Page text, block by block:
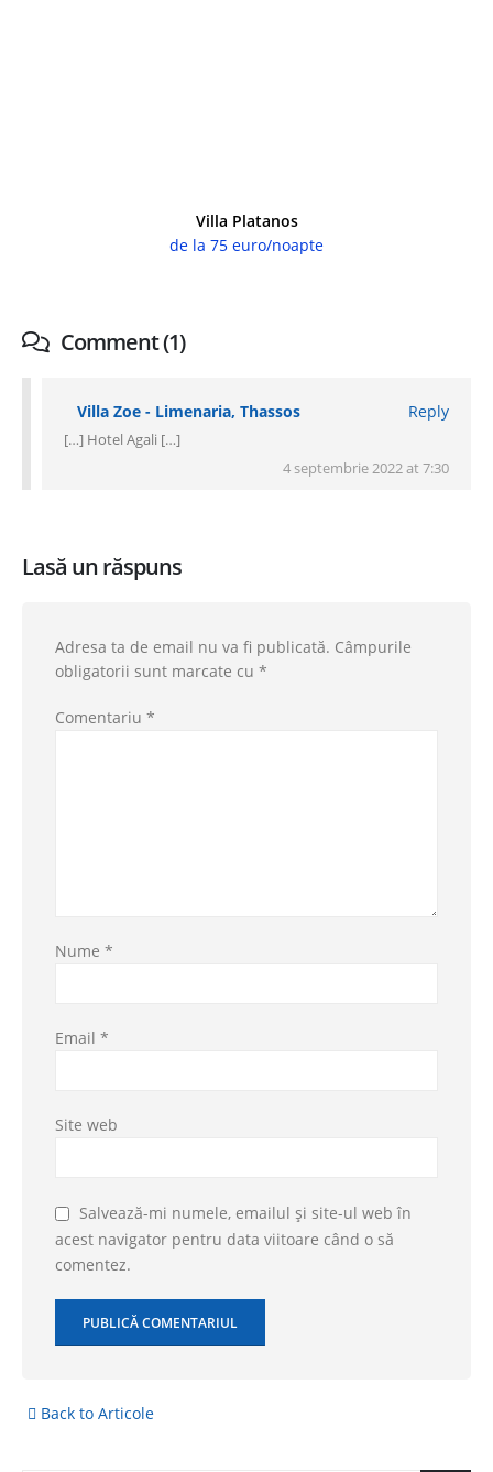
Villa Platanos
de la 75 euro/noapte
Comment (1)
Villa Zoe - Limenaria, Thassos Reply
[…] Hotel Agali […]
4 septembrie 2022 at 7:30
Lasă un răspuns
Adresa ta de email nu va fi publicată. Câmpurile
obligatorii sunt marcate cu *
Comentariu *
Nume *
Email *
Site web
Salvează-mi numele, emailul și site-ul web în
acest navigator pentru data viitoare când o să
comentez.
Back to Articole